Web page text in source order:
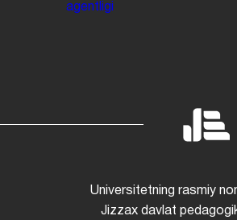
agentligi
Universitetning rasmiy
Jizzax davlat